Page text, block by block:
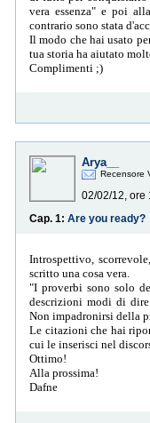
vera essenza" e poi
contrario sono stata
Il modo che hai usato
tua storia ha aiutato
Complimenti ;)
Arya__
Recensore
02/02/12, ore
Cap. 1: Are you ready?
Introspettivo,
scritto una cosa vera.
"I proverbi sono solo
descrizioni modi di
Non impadronirsi della
Le citazioni che hai
cui le inserisci nel
Ottimo!
Alla prossima!
Dafne